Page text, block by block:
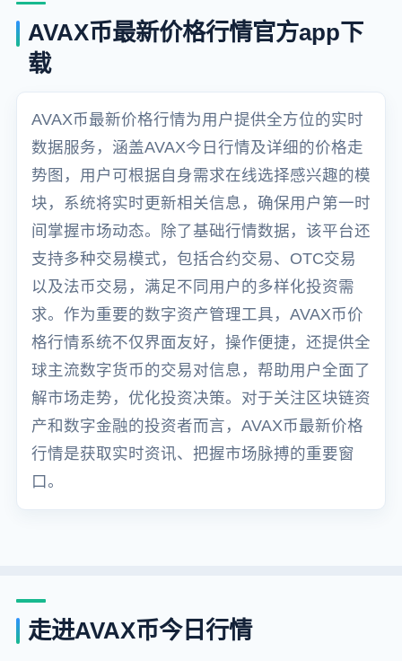
AVAX币最新价格行情官方app下
载
AVAX币最新价格行情为用户提供全方位的实时
数据服务，涵盖AVAX今日行情及详细的价格走
势图，用户可根据自身需求在线选择感兴趣的模
块，系统将实时更新相关信息，确保用户第一时
间掌握市场动态。除了基础行情数据，该平台还
支持多种交易模式，包括合约交易、OTC交易
以及法币交易，满足不同用户的多样化投资需
求。作为重要的数字资产管理工具，AVAX币价
格行情系统不仅界面友好，操作便捷，还提供全
球主流数字货币的交易对信息，帮助用户全面了
解市场走势，优化投资决策。对于关注区块链资
产和数字金融的投资者而言，AVAX币最新价格
行情是获取实时资讯、把握市场脉搏的重要窗
口。
走进AVAX币今日行情